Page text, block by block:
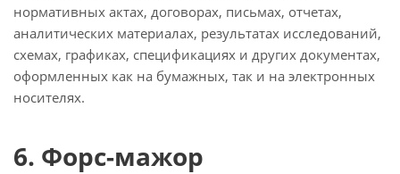
нормативных актах, договорах, письмах, отчетах,
аналитических материалах, результатах исследований,
схемах, графиках, спецификациях и других документах,
оформленных как на бумажных, так и на электронных
носителях.
6. Форс-мажор